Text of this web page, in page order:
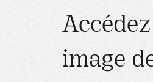
Accédez
image d